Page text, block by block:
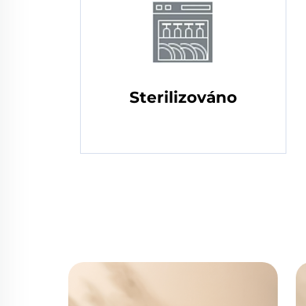
Sterilizováno